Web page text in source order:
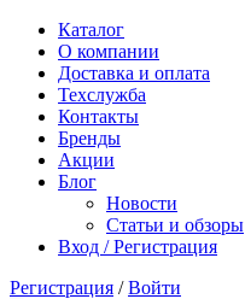
Каталог
О компании
Доставка и оплата
Техслужба
Контакты
Бренды
Акции
Блог
Новости
Статьи и обзоры
Вход / Регистрация
Регистрация / Войти